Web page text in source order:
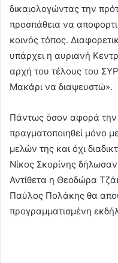
δικαιολογώντας την
προσπάθεια να
κοινός τόπος.
υπάρχει η αυριανή
αρχή του τέλους του
Μακάρι να διαψευστώ».
Πάντως όσον αφορά την
πραγματοποιηθεί μόνο
μελών της και όχι
Νίκος Σκορίνης
Αντίθετα η Θεοδώρα
Παύλος Πολάκης θα
προγραμματισμένη